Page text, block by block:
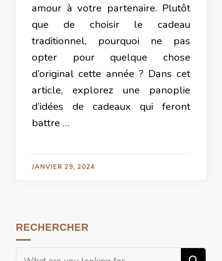
amour à votre partenaire. Plutôt
que de choisir le cadeau
traditionnel, pourquoi ne pas
opter pour quelque chose
d’original cette année ? Dans cet
article, explorez une panoplie
d’idées de cadeaux qui feront
battre …
JANVIER 29, 2024
RECHERCHER